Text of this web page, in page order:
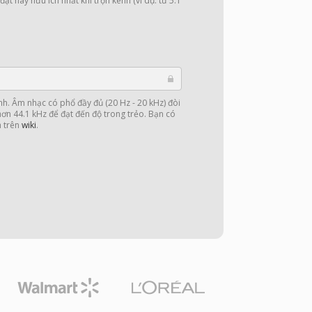
Âm nhạc có phổ đầy đủ (20 Hz - 20 kHz) đòi
44.1 kHz để đạt đến độ trong trẻo. Bạn có
trên wiki.